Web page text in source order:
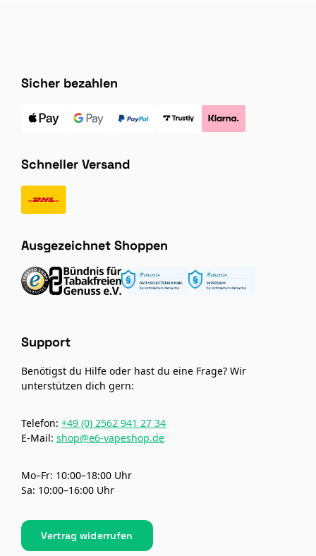
Sicher bezahlen
Schneller Versand
Ausgezeichnet Shoppen
Support
Benötigst du Hilfe oder hast du eine Frage? Wir
unterstützen dich gern:
Telefon: +49 (0) 2562 941 27 34
E-Mail: shop@e6-vapeshop.de
Mo–Fr: 10:00–18:00 Uhr
Sa: 10:00–16:00 Uhr
Vertrag widerrufen